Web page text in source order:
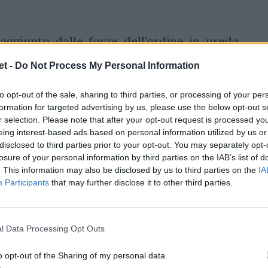
- Do Not Process My Personal Information
opt-out of the sale, sharing to third parties, or processing of your
for targeted advertising by us, please use the below opt-out
selection. Please note that after your opt-out request is processed
interest-based ads based on personal information utilized by us
to third parties prior to your opt-out. You may separately
of your personal information by third parties on the IAB’s list of
This information may also be disclosed by us to third parties on the
Participants that may further disclose it to other third parties.
Data Processing Opt Outs
opt-out of the Sharing of my personal data.
dalle forze dell’ordine in preda
in sosta mentre urlava frasi sconnesse.
ha cominciato a manifestare un
di fornire documenti e generalità, poi
chiesto rinforzi alla questura. In quel
tentando di nascondersi dietro un
gli agenti Polizia per immobilizzarlo
è stato portato al pronto soccorso,
arrestato.
a inizio stagione dalle Fiji Drua,
e resistenza a pubblico ufficiale